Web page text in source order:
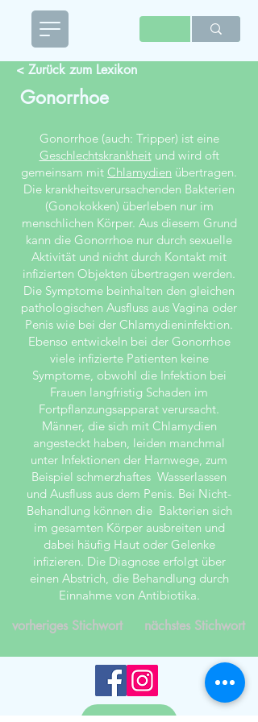
< Zurück zum Lexikon
Gonorrhoe
Gonorrhoe (auch: Tripper) ist eine
Geschlechtskrankheitund wird oft
gemeinsam mit Chlamydien übertragen.
Die krankheitsverursachenden Bakterien
(Gonokokken) überleben nur im
menschlichen Körper. Aus diesem Grund
kann die Gonorrhoe nur durch sexuelle
Aktivität und nicht durch Kontakt mit
infizierten Objekten übertragen werden.
Die Symptome beinhalten den gleichen
pathologischen Ausfluss aus Vagina oder
Penis wie bei der Chlamydieninfektion.
Ebenso entwickeln bei der Gonorrhoe
viele infizierte Patienten keine
Symptome, obwohl die Infektion bei
Frauen langfristig Schaden im
Fortpflanzungsapparat verursacht.
Männer, die sich mit Chlamydien
angesteckt haben, leiden manchmal
unter Infektionen der Harnwege, zum
Beispiel schmerzhaftes Wasserlassen
und Ausfluss aus dem Penis. Bei Nicht-
Behandlung können die Bakterien sich
im gesamten Körper ausbreiten und
dabei häufig Haut oder Gelenke
infizieren. Die Diagnose erfolgt über
einen Abstrich, die Behandlung durch
Einnahme von Antibiotika.
vorheriges Stichwort nächstes Stichwort